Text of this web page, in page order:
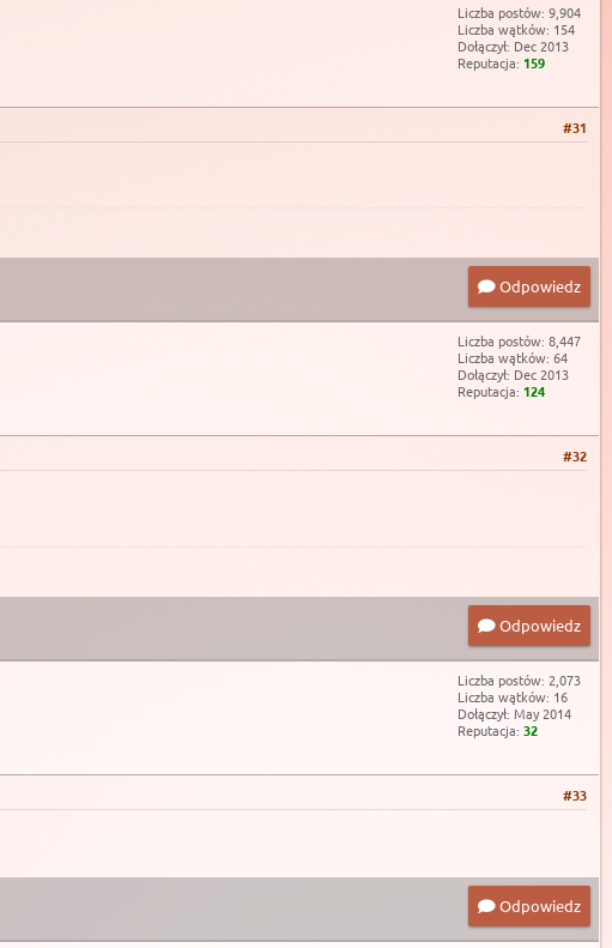
Liczba postów: 9,904
Liczba wątków: 154
Dołączył: Dec 2013
Reputacja: 159
#31
Odpowiedz
Liczba postów: 8,447
Liczba wątków: 64
Dołączył: Dec 2013
Reputacja: 124
#32
Odpowiedz
Liczba postów: 2,073
Liczba wątków: 16
Dołączył: May 2014
Reputacja: 32
#33
Odpowiedz